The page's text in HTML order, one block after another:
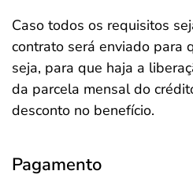
Caso todos os requisitos
contrato será enviado para
seja, para que haja a
da parcela mensal do
desconto no benefício.
Pagamento